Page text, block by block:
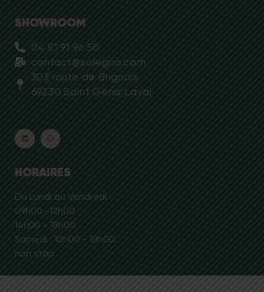
SHOWROOM
04 81 91 96 50
contact@solegno.com
303 route de Brignais
69230 Saint Genis Laval
HORAIRES
Du Lundi au Vendredi :
09h00 -12h00
14h00 - 18h00
Samedi : 10h00 - 18h00
non stop